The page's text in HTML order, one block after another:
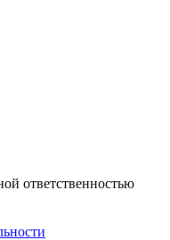
ответственностью